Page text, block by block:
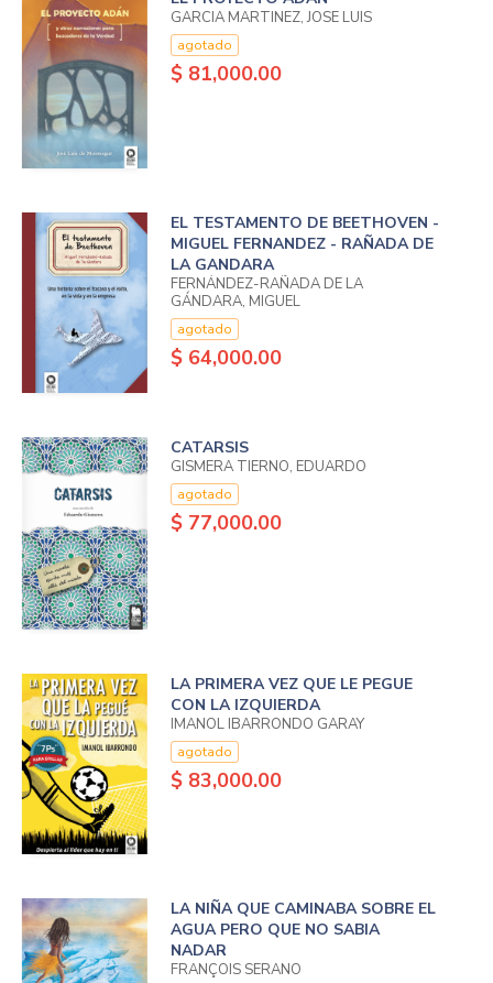
GARCIA MARTINEZ, JOSE LUIS
agotado
$ 81,000.00
EL TESTAMENTO DE BEETHOVEN -
MIGUEL FERNANDEZ - RAÑADA DE
LA GANDARA
FERNÁNDEZ-RAÑADA DE LA
GÁNDARA, MIGUEL
agotado
$ 64,000.00
CATARSIS
GISMERA TIERNO, EDUARDO
agotado
$ 77,000.00
LA PRIMERA VEZ QUE LE PEGUE
CON LA IZQUIERDA
IMANOL IBARRONDO GARAY
agotado
$ 83,000.00
LA NIÑA QUE CAMINABA SOBRE EL
AGUA PERO QUE NO SABIA
NADAR
FRANÇOIS SERANO